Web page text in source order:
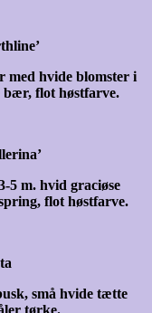
med hvide blomster i
bær, flot høstfarve.
m. hvid graciøse
flot høstfarve.
små hvide tætte
tørke.